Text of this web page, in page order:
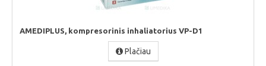
AMEDIPLUS, kompresorinis inhaliatorius VP-D1
Plačiau